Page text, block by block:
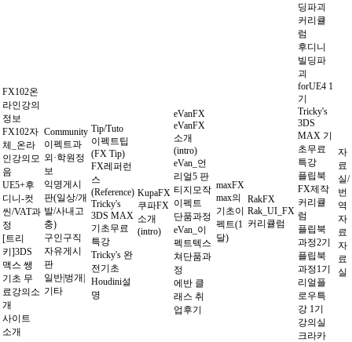
FX102온
라인강의
정보
FX102자
체_온라
인강의모
음
UE5+후
디니-컷
씬/VAT과
정
[트리
키]3DS
맥스 쌩
기초 무
료강의소
개
사이트
소개
Community
이펙트과
외·학원정
보
익명게시
판(일상/개
발/사내고
충)
구인구직
자유게시
판
일반|벙개|
기타
Tip/Tuto
이펙트팁
(FX Tip)
FX레퍼런
스
(Reference)
Tricky's
3DS MAX
기초무료
특강
Tricky's 완
전기초
Houdini설
명
KupaFX
쿠파FX
소개
(intro)
eVanFX
eVanFX
소개
(intro)
eVan_언
리얼5 판
티지모작
이펙트
단품과정
eVan_이
펙트텍스
쳐단품과
정
에반 클
래스 취
업후기
maxFX
max의
기초이
펙트(1
달)
RakFX
Rak_UI_FX
커리큘럼
딩파괴
커리큘
럼
후디니
빌딩파
괴
forUE4 1
기
Tricky's
3DS
MAX 기
초무료
특강
플립북
FX제작
커리큘
럼
플립북
과정2기
플립북
과정1기
리얼플
로우특
강 1기
강의실
크라카
자
료
실/
번
역
자
료
자
료
실